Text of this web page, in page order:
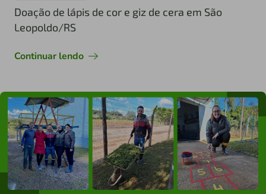
Doação de lápis de cor e giz de cera em São
Leopoldo/RS
Continuar lendo